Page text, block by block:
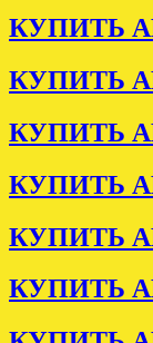
КУПИТЬ
КУПИТЬ
КУПИТЬ
КУПИТЬ
КУПИТЬ
КУПИТЬ